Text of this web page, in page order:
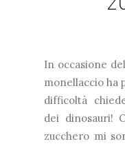
In occasione
monellaccio ha
difficoltà
dei dinosauri!
zucchero mi